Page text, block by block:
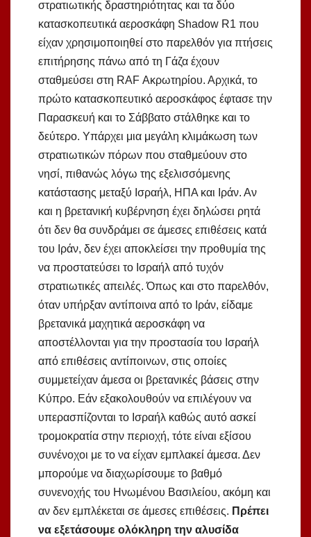
στρατιωτικής δραστηριότητας και τα δύο
κατασκοπευτικά αεροσκάφη Shadow R1 που
είχαν χρησιμοποιηθεί στο παρελθόν για πτήσεις
επιτήρησης πάνω από τη Γάζα έχουν
σταθμεύσει στη RAF Ακρωτηρίου. Αρχικά, το
πρώτο κατασκοπευτικό αεροσκάφος έφτασε την
Παρασκευή και το Σάββατο στάλθηκε και το
δεύτερο. Υπάρχει μια μεγάλη κλιμάκωση των
στρατιωτικών πόρων που σταθμεύουν στο
νησί, πιθανώς λόγω της εξελισσόμενης
κατάστασης μεταξύ Ισραήλ, ΗΠΑ και Ιράν. Αν
και η βρετανική κυβέρνηση έχει δηλώσει ρητά
ότι δεν θα συνδράμει σε άμεσες επιθέσεις κατά
του Ιράν, δεν έχει αποκλείσει την προθυμία της
να προστατεύσει το Ισραήλ από τυχόν
στρατιωτικές απειλές. Όπως και στο παρελθόν,
όταν υπήρξαν αντίποινα από το Ιράν, είδαμε
βρετανικά μαχητικά αεροσκάφη να
αποστέλλονται για την προστασία του Ισραήλ
από επιθέσεις αντίποινων, στις οποίες
συμμετείχαν άμεσα οι βρετανικές βάσεις στην
Κύπρο. Εάν εξακολουθούν να επιλέγουν να
υπερασπίζονται το Ισραήλ καθώς αυτό ασκεί
τρομοκρατία στην περιοχή, τότε είναι εξίσου
συνένοχοι με το να είχαν εμπλακεί άμεσα. Δεν
μπορούμε να διαχωρίσουμε το βαθμό
συνενοχής του Ηνωμένου Βασιλείου, ακόμη και
αν δεν εμπλέκεται σε άμεσες επιθέσεις. Πρέπει
να εξετάσουμε ολόκληρη την αλυσίδα